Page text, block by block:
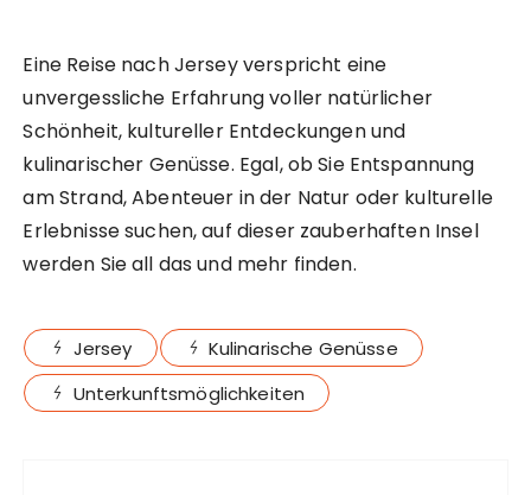
Eine Reise nach Jersey verspricht eine
unvergessliche Erfahrung voller natürlicher
Schönheit, kultureller Entdeckungen und
kulinarischer Genüsse. Egal, ob Sie Entspannung
am Strand, Abenteuer in der Natur oder kulturelle
Erlebnisse suchen, auf dieser zauberhaften Insel
werden Sie all das und mehr finden.
Jersey
Kulinarische Genüsse
Unterkunftsmöglichkeiten